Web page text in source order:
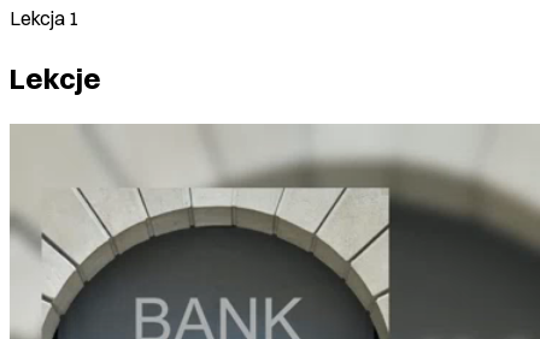
Lekcja 1
Lekcje